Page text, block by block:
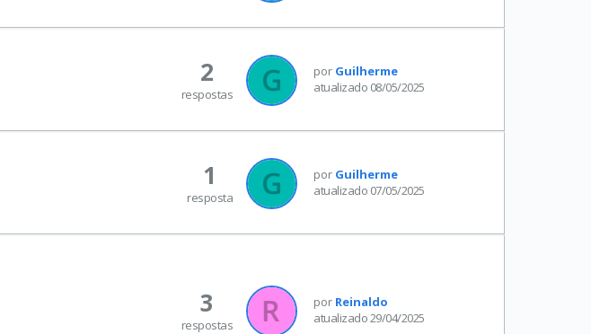
por Guilherme
atualizado 08/05/2025
2
respostas
por Guilherme
atualizado 07/05/2025
1
resposta
por Reinaldo
atualizado 29/04/2025
3
respostas